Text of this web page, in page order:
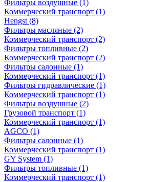
Фильтры воздушные (1)
Коммерческий транспорт (1)
Hengst (8)
Фильтры масляные (2)
Коммерческий транспорт (2)
Фильтры топливные (2)
Коммерческий транспорт (2)
Фильтры салонные (1)
Коммерческий транспорт (1)
Фильтры гидравлические (1)
Коммерческий транспорт (1)
Фильтры воздушные (2)
Грузовой транспорт (1)
Коммерческий транспорт (1)
AGCO (1)
Фильтры салонные (1)
Коммерческий транспорт (1)
GY System (1)
Фильтры топливные (1)
Коммерческий транспорт (1)